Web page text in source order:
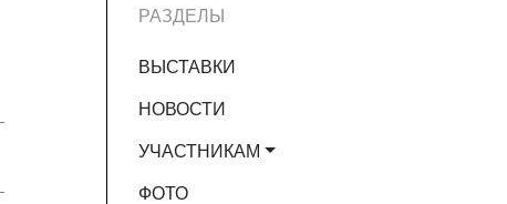
РАЗДЕЛЫ
ВЫСТАВКИ
НОВОСТИ
УЧАСТНИКАМ
ФОТО